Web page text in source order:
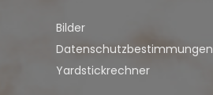
Bilder
Datenschutzbestimmungen
Yardstickrechner